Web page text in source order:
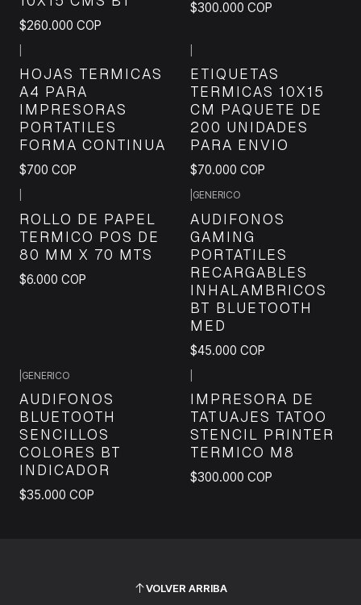
$260.000 COP
$300.000 COP
HOJAS TERMICAS
A4 PARA
IMPRESORAS
PORTATILES
FORMA CONTINUA
$700 COP
ETIQUETAS
TERMICAS 10X15
CM PAQUETE DE
200 UNIDADES
PARA ENVIO
$70.000 COP
ROLLO DE PAPEL
TERMICO POS DE
80 MM X 70 MTS
$6.000 COP
GENERICO
AUDIFONOS
GAMING
PORTATILES
RECARGABLES
INHALAMBRICOS
BT BLUETOOTH
MED
$45.000 COP
GENERICO
AUDIFONOS
BLUETOOTH
SENCILLOS
COLORES BT
INDICADOR
$35.000 COP
IMPRESORA DE
TATUAJES TATOO
STENCIL PRINTER
TERMICO M8
$300.000 COP
VOLVER ARRIBA